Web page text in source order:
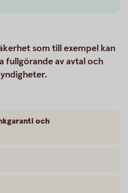
som till exempel kan
fullgörande av avtal och
och